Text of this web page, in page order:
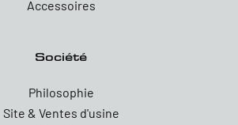
Accessoires
Société
Philosophie
Site & Ventes d'usine